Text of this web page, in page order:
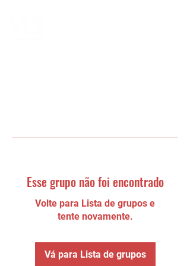
Esse grupo não foi encontrado
Volte para Lista de grupos e
tente novamente.
Vá para Lista de grupos